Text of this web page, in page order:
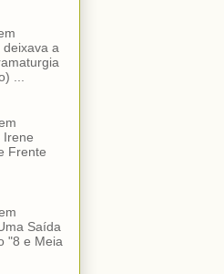
a
...
Irene
Frente
Saída
"8 e Meia